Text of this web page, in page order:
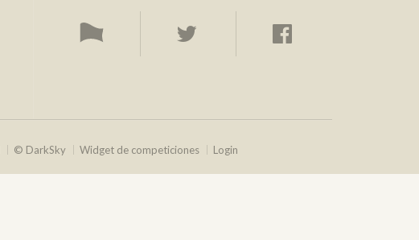
© DarkSky Widget de competiciones Login